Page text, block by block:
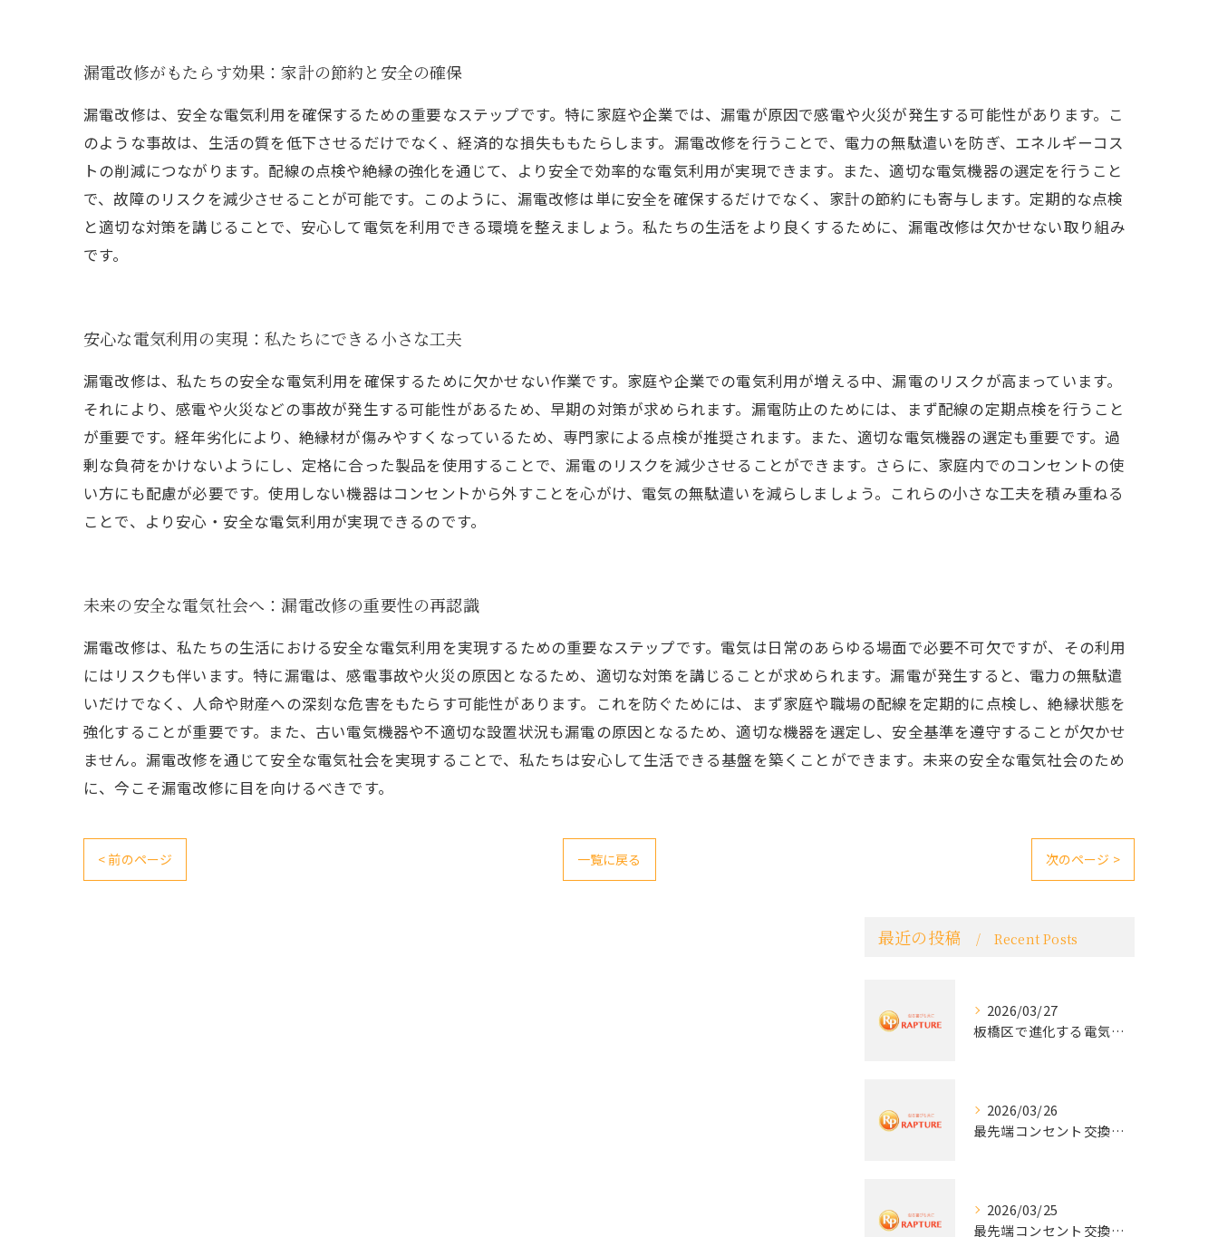
漏電改修がもたらす効果：家計の節約と安全の確保
漏電改修は、安全な電気利用を確保するための重要なステップです。特に家庭や企業では、漏電が原因で感電や火災が発生する可能性があります。こ
のような事故は、生活の質を低下させるだけでなく、経済的な損失ももたらします。漏電改修を行うことで、電力の無駄遣いを防ぎ、エネルギーコス
トの削減につながります。配線の点検や絶縁の強化を通じて、より安全で効率的な電気利用が実現できます。また、適切な電気機器の選定を行うこと
で、故障のリスクを減少させることが可能です。このように、漏電改修は単に安全を確保するだけでなく、家計の節約にも寄与します。定期的な点検
と適切な対策を講じることで、安心して電気を利用できる環境を整えましょう。私たちの生活をより良くするために、漏電改修は欠かせない取り組み
です。
安心な電気利用の実現：私たちにできる小さな工夫
漏電改修は、私たちの安全な電気利用を確保するために欠かせない作業です。家庭や企業での電気利用が増える中、漏電のリスクが高まっています。
それにより、感電や火災などの事故が発生する可能性があるため、早期の対策が求められます。漏電防止のためには、まず配線の定期点検を行うこと
が重要です。経年劣化により、絶縁材が傷みやすくなっているため、専門家による点検が推奨されます。また、適切な電気機器の選定も重要です。過
剰な負荷をかけないようにし、定格に合った製品を使用することで、漏電のリスクを減少させることができます。さらに、家庭内でのコンセントの使
い方にも配慮が必要です。使用しない機器はコンセントから外すことを心がけ、電気の無駄遣いを減らしましょう。これらの小さな工夫を積み重ねる
ことで、より安心・安全な電気利用が実現できるのです。
未来の安全な電気社会へ：漏電改修の重要性の再認識
漏電改修は、私たちの生活における安全な電気利用を実現するための重要なステップです。電気は日常のあらゆる場面で必要不可欠ですが、その利用
にはリスクも伴います。特に漏電は、感電事故や火災の原因となるため、適切な対策を講じることが求められます。漏電が発生すると、電力の無駄遣
いだけでなく、人命や財産への深刻な危害をもたらす可能性があります。これを防ぐためには、まず家庭や職場の配線を定期的に点検し、絶縁状態を
強化することが重要です。また、古い電気機器や不適切な設置状況も漏電の原因となるため、適切な機器を選定し、安全基準を遵守することが欠かせ
ません。漏電改修を通じて安全な電気社会を実現することで、私たちは安心して生活できる基盤を築くことができます。未来の安全な電気社会のため
に、今こそ漏電改修に目を向けるべきです。
< 前のページ 一覧に戻る 次のページ >
最近の投稿 Recent Posts
2026/03/27
板橋区で進化する電気工事と最新コンセント交換技術
2026/03/26
最先端コンセント交換で快適な生活を実現する電気工事の技術
2026/03/25
最先端コンセント交換で実現する安全と快適な住環境